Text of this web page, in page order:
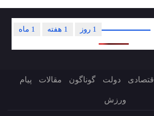
1 ماه 1 هفته 1 روز
اقتصادی دولت گوناگون مقالات پیام
ورزش